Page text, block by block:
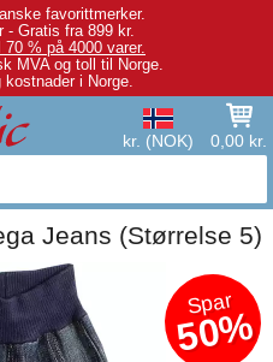
favorittmerker.
- Gratis fra 899 kr.
% på 4000 varer.
MVA og toll til Norge.
i Norge.
kr. (NOK) 0,00 kr.
Jeans (Størrelse 5)
Spar
50%